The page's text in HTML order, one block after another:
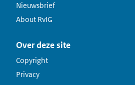
Nieuwsbrief
About RvIG
Over deze site
Copyright
Privacy